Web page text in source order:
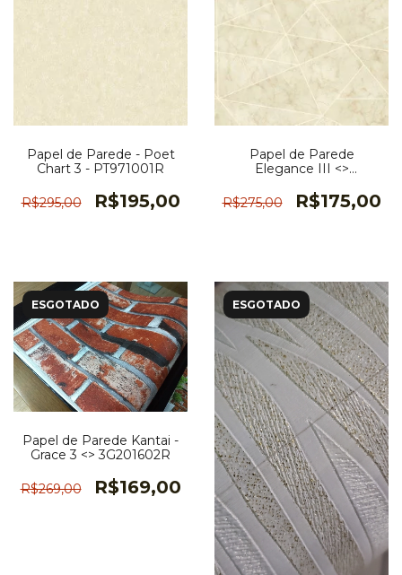
Papel de Parede - Poet
Chart 3 - PT971001R
R$295,00 R$195,00
Papel de Parede
Elegance III <>
R$275,00
R$175,00
ESGOTADO
Papel de Parede Kantai -
Grace 3 <> 3G201602R
R$269,00 R$169,00
ESGOTADO